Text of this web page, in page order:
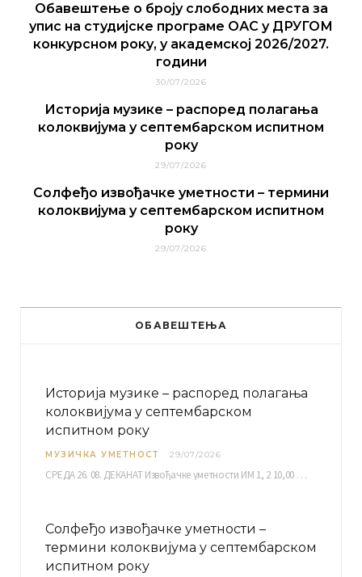
Обавештење о броју слободних места за
упис на студијске програме ОАС у ДРУГОМ
конкурсном року, у академској 2026/2027.
години
30/07/2026
Историја музике – распоред полагања
колоквијума у септембарском испитном
року
29/07/2026
Солфеђо извођачке уметности – термини
колоквијума у септембарском испитном
року
29/07/2026
ОБАВЕШТЕЊА
Историја музике – распоред полагања
колоквијума у септембарском
испитном року
МУЗИЧКА УМЕТНОСТ 29/07/2026
СРЕДА 26. 08. ДЕКАНАТ Извођачке уметности ИМ 1, 2 10,00 ИМ 3, 4 10,30 ИМ…
Солфеђо извођачке уметности –
термини колоквијума у септембарском
испитном року